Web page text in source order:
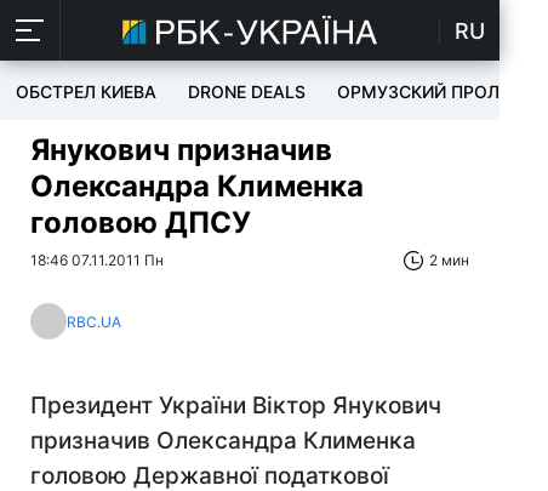
RU
ОБСТРЕЛ КИЕВА DRONE DEALS ОРМУЗСКИЙ ПРОЛИВ
Янукович призначив
Олександра Клименка
головою ДПСУ
18:46 07.11.2011 Пн 2 мин
RBC.UA
Президент України Віктор Янукович
призначив Олександра Клименка
головою Державної податкової